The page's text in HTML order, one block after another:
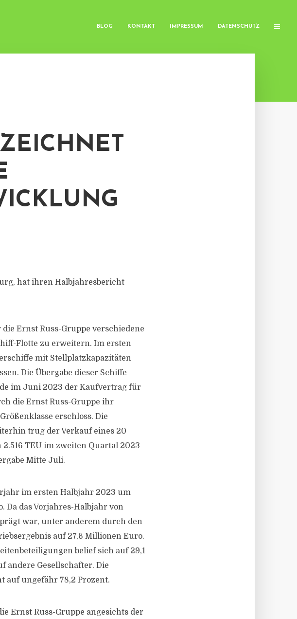
BLOG KONTAKT IMPRESSUM DATENSCHUTZ
hat ihren Halbjahresbericht
Ernst Russ-Gruppe verschiedene
Flotte zu erweitern. Im ersten
mit Stellplatzkapazitäten
Die Übergabe dieser Schiffe
im Juni 2023 der Kaufvertrag für
die Ernst Russ-Gruppe ihr
erschloss. Die
trug der Verkauf eines 20
TEU im zweiten Quartal 2023
Mitte Juli.
im ersten Halbjahr 2023 um
Da das Vorjahres-Halbjahr von
war, unter anderem durch den
auf 27,6 Millionen Euro.
belief sich auf 29,1
andere Gesellschafter. Die
auf ungefähr 78,2 Prozent.
Ernst Russ-Gruppe angesichts der